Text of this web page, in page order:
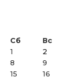
Сб
Вс
1
2
8
9
15
16